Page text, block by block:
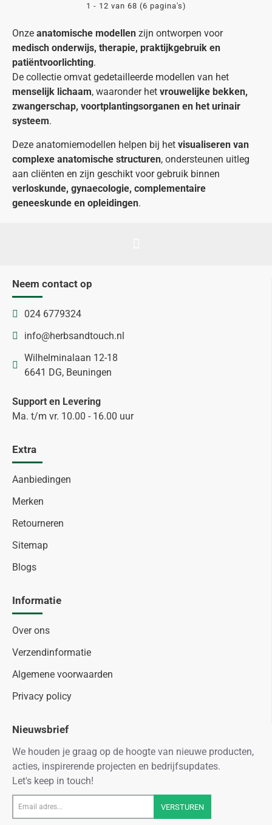
Onze anatomische modellen zijn ontworpen voor
medisch onderwijs, therapie, praktijkgebruik en
patiëntvoorlichting.
De collectie omvat gedetailleerde modellen van het
menselijk lichaam, waaronder het vrouwelijke bekken,
zwangerschap, voortplantingsorganen en het urinair
systeem.
Deze anatomiemodellen helpen bij het visualiseren van
complexe anatomische structuren, ondersteunen uitleg
aan cliënten en zijn geschikt voor gebruik binnen
verloskunde, gynaecologie, complementaire
geneeskunde en opleidingen.
1 - 12 van 68 (6 pagina's)
Neem contact op
024 6779324
info@herbsandtouch.nl
Wilhelminalaan 12-18
6641 DG, Beuningen
Support en Levering
Ma. t/m vr. 10.00 - 16.00 uur
Extra
Aanbiedingen
Merken
Retourneren
Sitemap
Blogs
Informatie
Over ons
Verzendinformatie
Algemene voorwaarden
Privacy policy
Nieuwsbrief
We houden je graag op de hoogte van nieuwe producten,
acties, inspirerende projecten en bedrijfsupdates.
Let's keep in touch!
adres...
VERSTUREN